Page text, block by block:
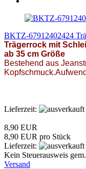
BKTZ-67912402424
Trägerrock mit
ab 35 cm Größe
Bestehend aus
Lieferzeit:
8,90 EUR
8,90 EUR pro Stück
Lieferzeit:
Kein Steuerausweis
Versand